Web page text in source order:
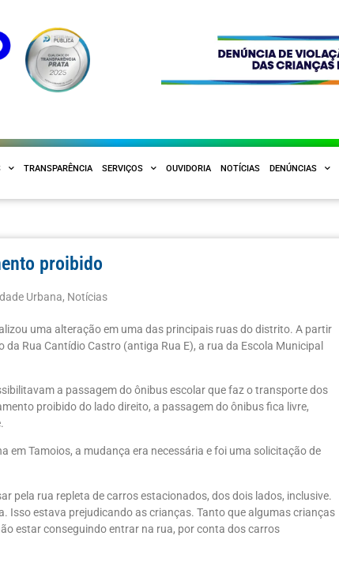
TRANSPARÊNCIA SERVIÇOS OUVIDORIA NOTÍCIAS DENÚNCIAS
proibido
Urbana, Notícias
uma alteração em uma das principais ruas do distrito. A partir
Rua Cantídio Castro (antiga Rua E), a rua da Escola Municipal
a passagem do ônibus escolar que faz o transporte dos
proibido do lado direito, a passagem do ônibus fica livre,
em Tamoios, a mudança era necessária e foi uma solicitação de
pela rua repleta de carros estacionados, dos dois lados, inclusive.
Isso estava prejudicando as crianças. Tanto que algumas crianças
estar conseguindo entrar na rua, por conta dos carros